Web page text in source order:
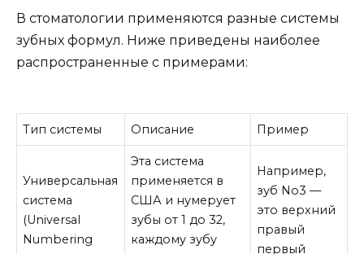
В стоматологии применяются разные системы
зубных формул. Ниже приведены наиболее
распространенные с примерами:
Тип системы Описание Пример
Универсальная
система
(Universal
Numbering
Эта система
применяется в
США и нумерует
зубы от 1 до 32,
каждому зубу
Например,
зуб No3 —
это верхний
правый
первый